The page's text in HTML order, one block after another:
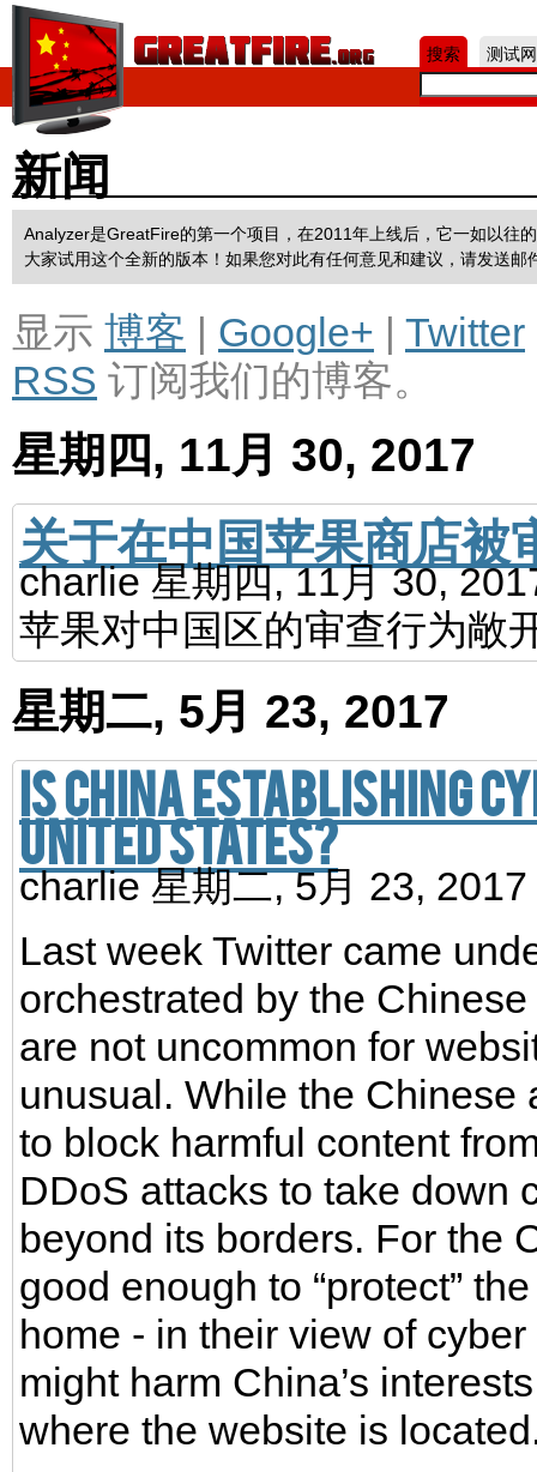
搜索 测试
新闻
Analyzer是GreatFire的第一个项目，在2011年上线后，它一如以往
大家试用这个全新的版本！如果您对此有任何意见和建议，请发送邮
显示 博客 Google+ Twitter
RSS 订阅我们的博客。
星期四, 11月 30, 2017
关于在中国苹果商店被
charlie星期四, 11月 30,
苹果对中国区的审查行为敞
星期二, 5月 23, 2017
Is China establishing
United States?
charlie星期二, 5月 23, 2017
Last week Twitter came
orchestrated by the
are not uncommon for
unusual. While the Chinese
to block harmful content
DDoS attacks to take down
beyond its borders. For the
good enough to “protect”
home - in their view of
might harm China’s
where the website is